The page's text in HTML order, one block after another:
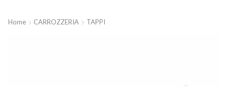
Home CARROZZERIA TAPPI